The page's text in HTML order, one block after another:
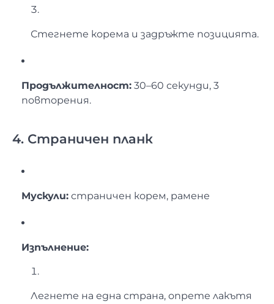
Стегнете корема и задръжте позицията.
Продължителност: 30–60 секунди, 3
повторения.
4. Страничен планк
Мускули: страничен корем, рамене
Изпълнение:
Легнете на една страна, опрете лакътя